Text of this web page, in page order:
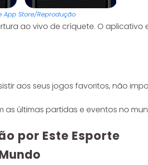
App Store/Reprodução
ao vivo de críquete. O aplicativo
aos seus jogos favoritos, não
últimas partidas e eventos no
por Este Esporte